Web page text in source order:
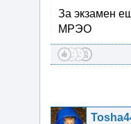
За экзамен
МРЭО